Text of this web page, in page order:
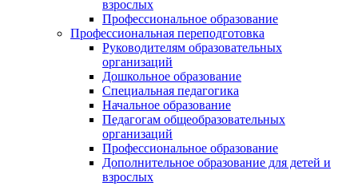
взрослых
Профессиональное образование
Профессиональная переподготовка
Руководителям образовательных
организаций
Дошкольное образование
Специальная педагогика
Начальное образование
Педагогам общеобразовательных
организаций
Профессиональное образование
Дополнительное образование для детей и
взрослых